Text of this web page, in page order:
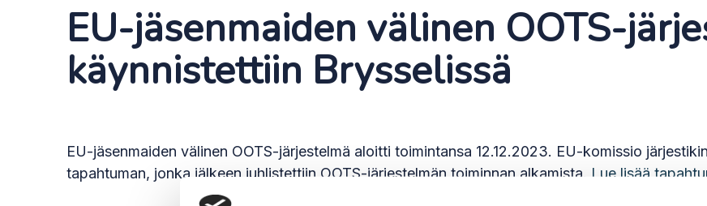
EU-jäsenmaiden välinen OOTS-
käynnistettiin Brysselissä
EU-jäsenmaiden välinen OOTS-järjestelmä aloitti toimintansa 12.12.2023. EU-komissio
tapahtuman, jonka jälkeen juhlistettiin OOTS-järjestelmän toiminnan alkamista. Lue lisää